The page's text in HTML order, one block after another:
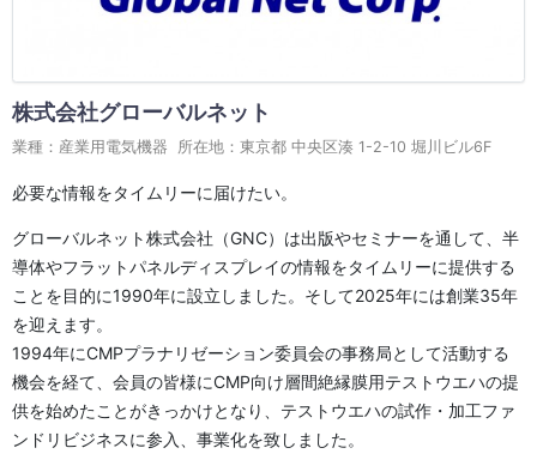
株式会社グローバルネット
業種：産業用電気機器 所在地：東京都 中央区湊 1-2-10 堀川ビル6F
必要な情報をタイムリーに届けたい。
グローバルネット株式会社（GNC）は出版やセミナーを通して、半
導体やフラットパネルディスプレイの情報をタイムリーに提供する
ことを目的に1990年に設立しました。そして2025年には創業35年
を迎えます。
1994年にCMPプラナリゼーション委員会の事務局として活動する
機会を経て、会員の皆様にCMP向け層間絶縁膜用テストウエハの提
供を始めたことがきっかけとなり、テストウエハの試作・加工ファ
ンドリビジネスに参入、事業化を致しました。